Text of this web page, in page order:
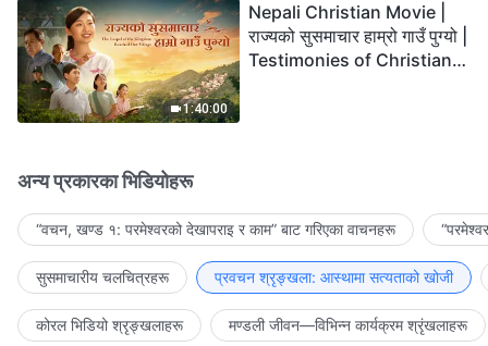
1:40:00
Nepali Christian Movie |
राज्यको सुसमाचार हाम्रो गाउँ पुग्यो |
Testimonies of Christians
अन्य प्रकारका भिडियोहरू
“वचन, खण्ड १: परमेश्‍वरको देखापराइ र काम” बाट गरिएका वाचनहरू
सुसमाचारीय चलचित्रहरू प्रवचन श्रृङ्खला: आस्थामा सत्यताको खोजी
कोरल भिडियो श्रृङ्खलाहरू मण्डली जीवन—विभिन्‍न कार्यक्रम श्रृंखलाहरू